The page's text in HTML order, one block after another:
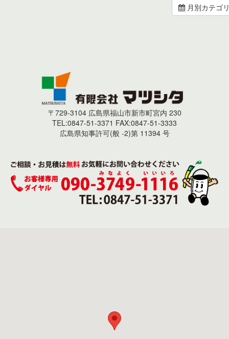
月別カテゴ
〒729-3104 広島県福山市新市町宮内 230
TEL:0847-51-3371 FAX:0847-51-3333
広島県知事許可(般 -2)第 11394 号